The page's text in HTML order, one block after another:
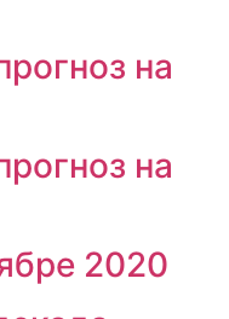
на
на
2020